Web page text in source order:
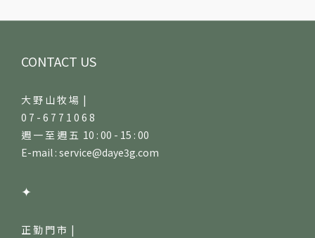
CONTACT US
大 野 山 牧 場 |
0 7 - 6 7 7 1 0 6 8
週 一 至 週 五 10 : 00 - 15 : 00
E-mail : service@daye3g.com
✦
正 勤 門 市 |